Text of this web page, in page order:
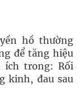
hồ thường
để tăng hiệu
ích trong: Rối
kinh, đau sau